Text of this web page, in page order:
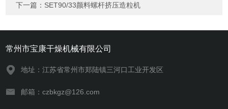
下一篇： SET90/33颜料螺杆挤压造粒机
常州市宝康干燥机械有限公司
地址：江苏省常州市郑陆镇三河口工业开发区
邮箱：czbkgz@126.com